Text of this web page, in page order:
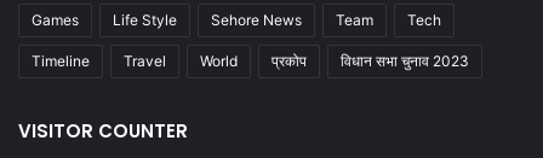
Games Life Style Sehore News Team Tech
Timeline Travel World प्रकोप विधान सभा चुनाव 2023
VISITOR COUNTER